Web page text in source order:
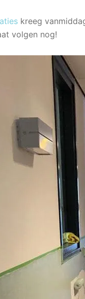
kreeg
volgen nog!